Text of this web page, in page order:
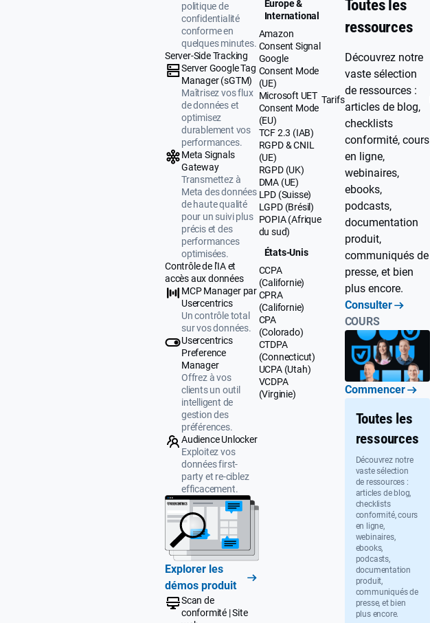
politique de
confidentialité
conforme en
quelques minutes.
Server-Side Tracking
Server Google Tag
Manager (sGTM)
Maîtrisez vos flux
de données et
optimisez
durablement vos
performances.
Meta Signals
Gateway
Transmettez à
Meta des données
de haute qualité
pour un suivi plus
précis et des
performances
optimisées.
Contrôle de l'IA et
accès aux données
MCP Manager par
Usercentrics
Un contrôle total
sur vos données.
Usercentrics
Preference
Manager
Offrez à vos
clients un outil
intelligent de
gestion des
préférences.
Audience Unlocker
Exploitez vos
données first-
party et re-ciblez
efficacement.
Explorer les
démos produit
Scan de
conformité | Site
Europe &
International
Amazon
Consent Signal
Google
Consent Mode
(UE)
Microsoft UET
Consent Mode
(EU)
TCF 2.3 (IAB)
RGPD & CNIL
(UE)
RGPD (UK)
DMA (UE)
LPD (Suisse)
LGPD (Brésil)
POPIA (Afrique
du sud)
États-Unis
CCPA
(Californie)
CPRA
(Californie)
CPA
(Colorado)
CTDPA
(Connecticut)
UCPA (Utah)
VCDPA
(Virginie)
Tarifs
Toutes les
ressources
Découvrez notre
vaste sélection
de ressources :
articles de blog,
checklists
conformité, cours
en ligne,
webinaires,
ebooks,
podcasts,
documentation
produit,
communiqués de
presse, et bien
plus encore.
Consulter
COURS
Commencer
Toutes les
ressources
Découvrez notre
vaste sélection
de ressources :
articles de blog,
checklists
conformité, cours
en ligne,
webinaires,
ebooks,
podcasts,
documentation
produit,
communiqués de
presse, et bien
plus encore.